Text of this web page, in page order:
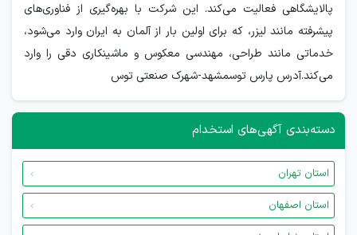
پالایشگاهی فعالیت می‌کند. این شرکت با بهره‌گیری از فناوری‌های
پیشرفته مانند لیزر، که برای اولین بار از آلمان به ایران وارد می‌شود،
خدماتی مانند طراحی، مهندسی معکوس و ماشینکاری دقی را وارد
می‌کند.آدرس پارس توسمشهد-شهرک صنعتی توس
دسته‌بندی آگهی‌های استخدام
استان تهران
استان اصفهان